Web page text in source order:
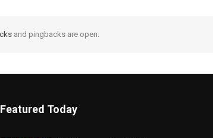
and pingbacks are open.
Featured Today